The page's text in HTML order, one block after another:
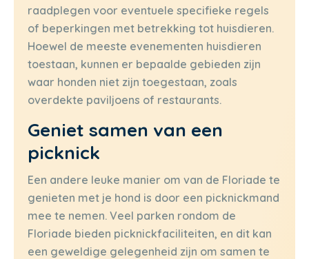
raadplegen voor eventuele specifieke regels
of beperkingen met betrekking tot huisdieren.
Hoewel de meeste evenementen huisdieren
toestaan, kunnen er bepaalde gebieden zijn
waar honden niet zijn toegestaan, zoals
overdekte paviljoens of restaurants.
Geniet samen van een
picknick
Een andere leuke manier om van de Floriade te
genieten met je hond is door een picknickmand
mee te nemen. Veel parken rondom de
Floriade bieden picknickfaciliteiten, en dit kan
een geweldige gelegenheid zijn om samen te